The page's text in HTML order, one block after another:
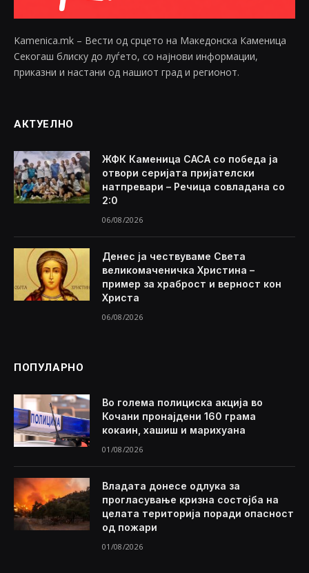
Kamenica.mk – Вести од срцето на Македонска Каменица
Секогаш блиску до луѓето, со најнови информации,
приказни и настани од нашиот град и регионот.
АКТУЕЛНО
ЖФК Каменица САСА со победа ја
отвори серијата пријателски
натпревари – Речица совладана со
2:0
06/08/2026
Денес ја чествуваме Света
великомаченичка Христина –
пример за храброст и верност кон
Христа
06/08/2026
ПОПУЛАРНО
Во голема полициска акција во
Кочани пронајдени 160 грама
кокаин, хашиш и марихуана
01/08/2026
Владата донесе одлука за
прогласување кризна состојба на
целата територија поради опасност
од пожари
01/08/2026